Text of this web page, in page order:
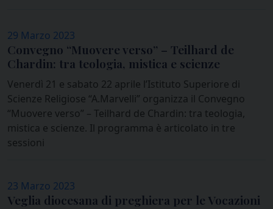
29 Marzo 2023
Convegno “Muovere verso” – Teilhard de
Chardin: tra teologia, mistica e scienze
Venerdì 21 e sabato 22 aprile l’Istituto Superiore di
Scienze Religiose “A.Marvelli” organizza il Convegno
“Muovere verso” – Teilhard de Chardin: tra teologia,
mistica e scienze. Il programma è articolato in tre
sessioni
23 Marzo 2023
Veglia diocesana di preghiera per le Vocazioni